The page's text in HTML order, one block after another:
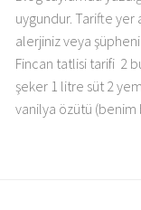
uygundur. Tarifte yer
alerjiniz veya
Fincan tatlisi tarifi 2
şeker 1 litre süt 2
vanilya özütü (benim